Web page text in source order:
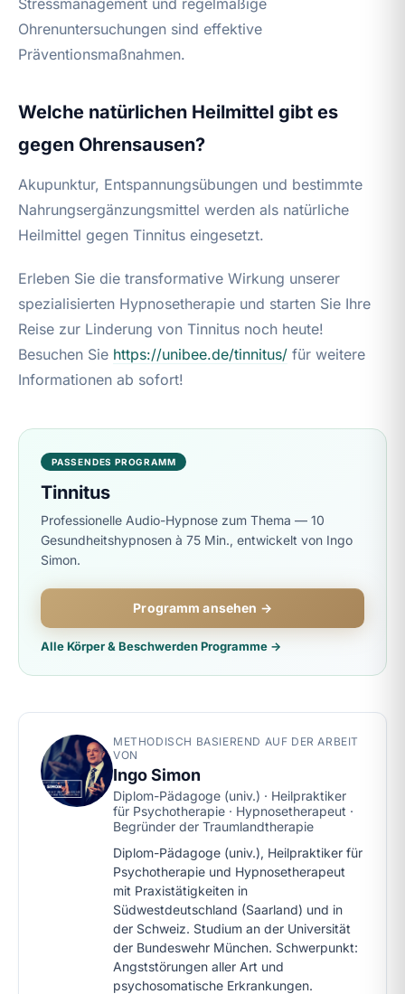
Ohrenuntersuchungen sind effektive
Präventionsmaßnahmen.
Welche natürlichen Heilmittel gibt es
gegen Ohrensausen?
Akupunktur, Entspannungsübungen und bestimmte
Nahrungsergänzungsmittel werden als natürliche
Heilmittel gegen Tinnitus eingesetzt.
Erleben Sie die transformative Wirkung unserer
spezialisierten Hypnosetherapie und starten Sie Ihre
Reise zur Linderung von Tinnitus noch heute!
Besuchen Sie https://unibee.de/tinnitus/ für weitere
Informationen ab sofort!
PASSENDES PROGRAMM
Tinnitus
Professionelle Audio-Hypnose zum Thema — 10
Gesundheitshypnosen à 75 Min., entwickelt von Ingo
Simon.
Programm ansehen →
Alle Körper & Beschwerden Programme →
METHODISCH BASIEREND AUF DER ARBEIT
VON
Ingo Simon
Diplom-Pädagoge (univ.) · Heilpraktiker
für Psychotherapie · Hypnosetherapeut ·
Begründer der Traumlandtherapie
Diplom-Pädagoge (univ.), Heilpraktiker für
Psychotherapie und Hypnosetherapeut
mit Praxistätigkeiten in
Südwestdeutschland (Saarland) und in
der Schweiz. Studium an der Universität
der Bundeswehr München. Schwerpunkt:
Angststörungen aller Art und
psychosomatische Erkrankungen.